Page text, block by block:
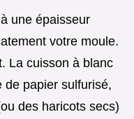
une épaisseur
votre moule.
La cuisson à blanc
de papier sulfurisé,
des haricots secs)